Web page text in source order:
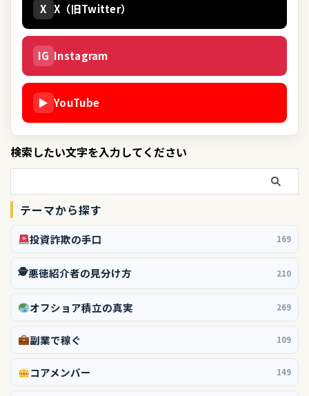
X X（旧Twitter）
IG Instagram
▶ YouTube
検索したい文字を入力してください
テーマから探す
投資詐欺の手口 169
🕵️悪徳紹介者の見分け方 210
オフショア積立の真実 269
副業で稼ぐ 109
コアメンバー 149